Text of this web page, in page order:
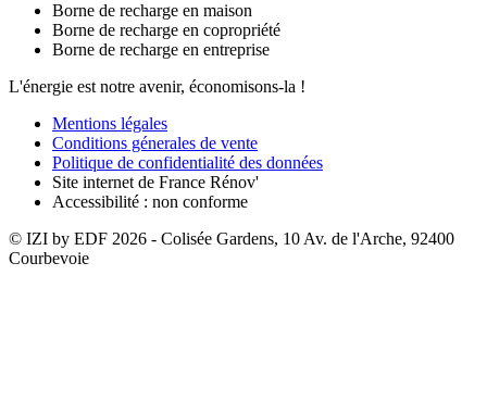
Borne de recharge en maison
Borne de recharge en copropriété
Borne de recharge en entreprise
L'énergie est notre avenir, économisons-la !
Mentions légales
Conditions génerales de vente
Politique de confidentialité des données
Site internet de France Rénov'
Accessibilité : non conforme
© IZI by EDF 2026 - Colisée Gardens, 10 Av. de l'Arche, 92400
Courbevoie